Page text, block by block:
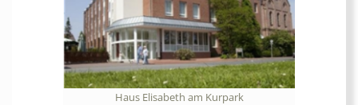
Haus Elisabeth am Kurpark